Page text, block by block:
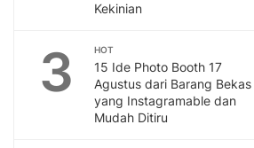
Kekinian
3 HOT
15 Ide Photo Booth 17
Agustus dari Barang Bekas
yang Instagramable dan
Mudah Ditiru